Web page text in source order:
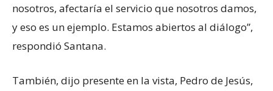
nosotros, afectaría el servicio que nosotros damos,
y eso es un ejemplo. Estamos abiertos al diálogo”,
respondió Santana.
También, dijo presente en la vista, Pedro de Jesús,